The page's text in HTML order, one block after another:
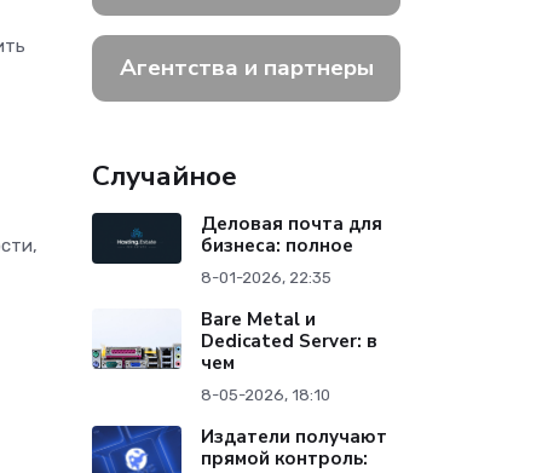
Агентства и партнеры
Случайное
Деловая почта для
бизнеса: полное
8-01-2026, 22:35
Bare Metal и
Dedicated Server: в
чем
8-05-2026, 18:10
Издатели получают
прямой контроль: